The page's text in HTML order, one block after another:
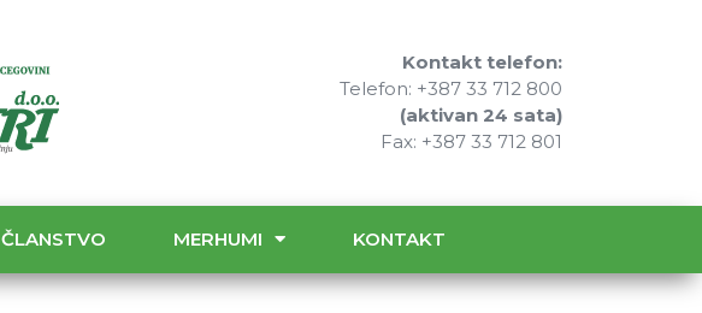
Kontakt telefon:
Telefon: +387 33 712 800
(aktivan 24 sata)
Fax: +387 33 712 801
ČLANSTVO MERHUMI KONTAKT